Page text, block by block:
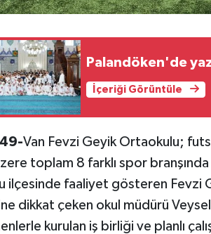
Palandöken'de
İçeriği Görüntüle
Van Fevzi Geyik Ortaokulu;
toplam 8 farklı spor
ilçesinde faaliyet gösteren Fevzi
dikkat çeken okul müdürü
kurulan iş birliği ve planlı